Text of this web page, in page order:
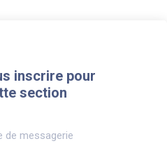
inscrire pour
section